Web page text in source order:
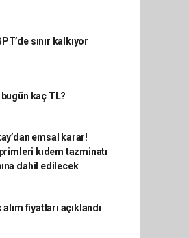
sınır kalkıyor
kaç TL?
emsal karar!
kıdem tazminatı
dahil edilecek
alım fiyatları açıklandı